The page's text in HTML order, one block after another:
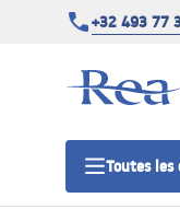
+32 493 77
Toutes les